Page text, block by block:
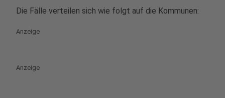
Die Fälle verteilen sich wie folgt auf die Kommunen:
Anzeige
Anzeige